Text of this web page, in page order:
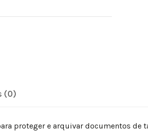
(0)
proteger e arquivar documentos